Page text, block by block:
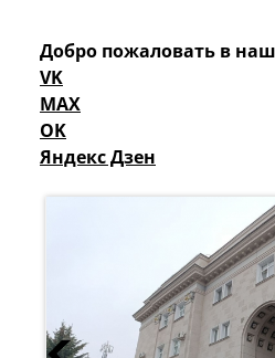
Добро пожаловать в
VK
MAX
OK
Яндекс Дзен